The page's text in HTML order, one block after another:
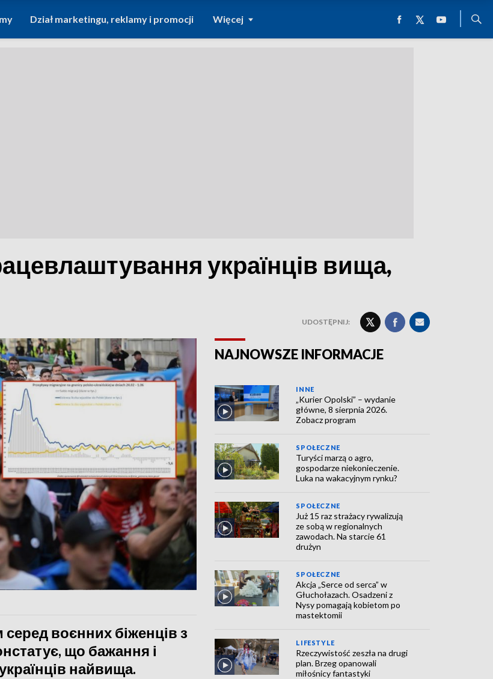
Dział marketingu, reklamy i promocji Więcej
українців вища,
UDOSTĘPNIJ:
воєнних біженців з
що бажання і
найвища.
NAJNOWSZE INFORMACJE
INNE
„Kurier Opolski” – wydanie
główne, 8 sierpnia 2026.
Zobacz program
SPOŁECZNE
Turyści marzą o agro,
gospodarze niekonieczenie.
Luka na wakacyjnym rynku?
SPOŁECZNE
Już 15 raz strażacy rywalizują
ze sobą w regionalnych
zawodach. Na starcie 61
drużyn
SPOŁECZNE
Akcja „Serce od serca” w
Głuchołazach. Osadzeni z
Nysy pomagają kobietom po
mastektomii
LIFESTYLE
Rzeczywistość zeszła na drugi
plan. Brzeg opanowali
miłośnicy fantastyki